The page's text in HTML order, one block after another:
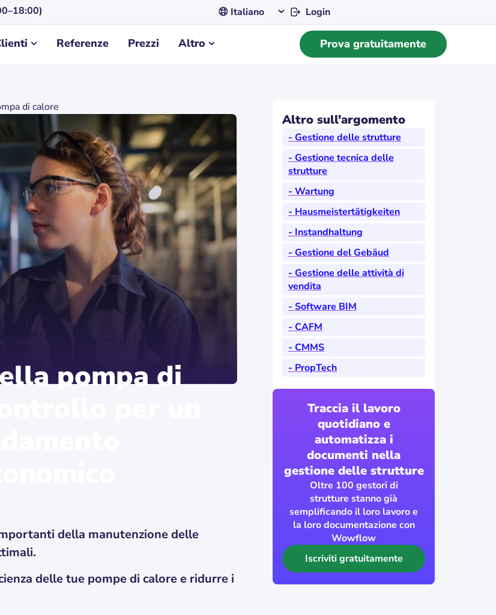
Italiano Login
Referenze Prezzi Altro Prova gratuitamente
di calore
pompa di
della manutenzione delle
delle tue pompe di calore e ridurre i
Altro sull'argomento
- Gestione delle strutture
- Gestione tecnica delle
strutture
- Wartung
- Hausmeistertätigkeiten
- Instandhaltung
- Gestione del Gebäud
- Gestione delle attività di
vendita
- Software BIM
- CAFM
- CMMS
- PropTech
Traccia il lavoro
quotidiano e
automatizza i
documenti nella
gestione delle strutture
Oltre 100 gestori di
strutture stanno già
semplificando il loro lavoro e
la loro documentazione con
Wowflow
Iscriviti gratuitamente